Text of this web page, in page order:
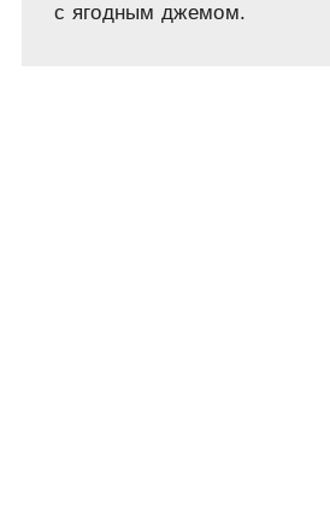
с ягодным джемом.